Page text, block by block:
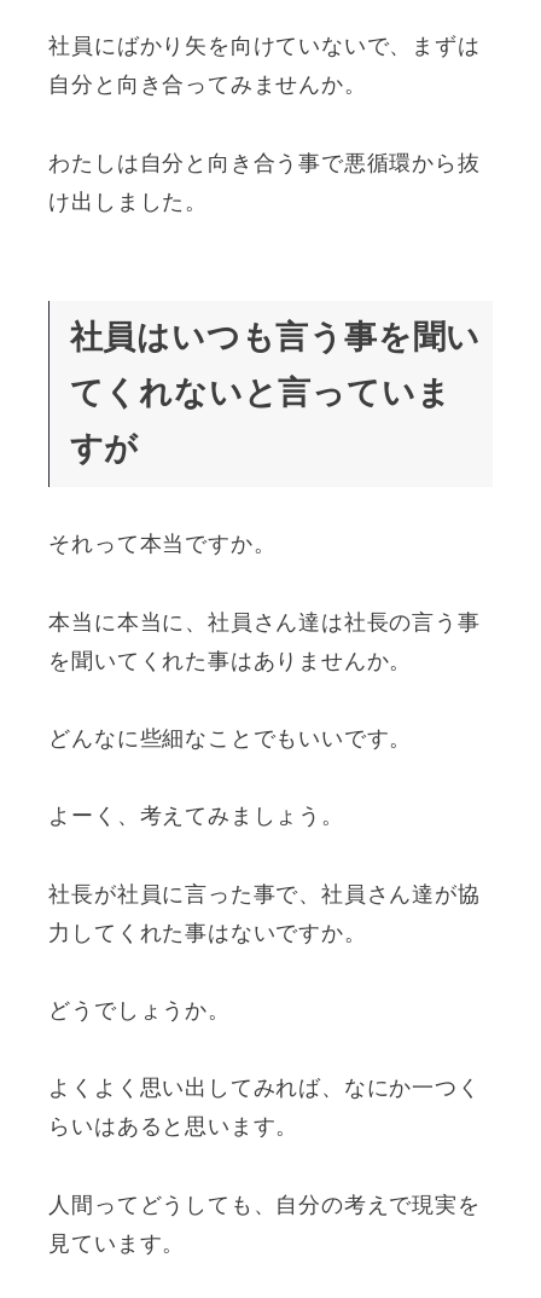
社員にばかり矢を向けていないで、まずは
自分と向き合ってみませんか。
わたしは自分と向き合う事で悪循環から抜
け出しました。
社員はいつも言う事を聞い
てくれないと言っていま
すが
それって本当ですか。
本当に本当に、社員さん達は社長の言う事
を聞いてくれた事はありませんか。
どんなに些細なことでもいいです。
よーく、考えてみましょう。
社長が社員に言った事で、社員さん達が協
力してくれた事はないですか。
どうでしょうか。
よくよく思い出してみれば、なにか一つく
らいはあると思います。
人間ってどうしても、自分の考えで現実を
見ています。